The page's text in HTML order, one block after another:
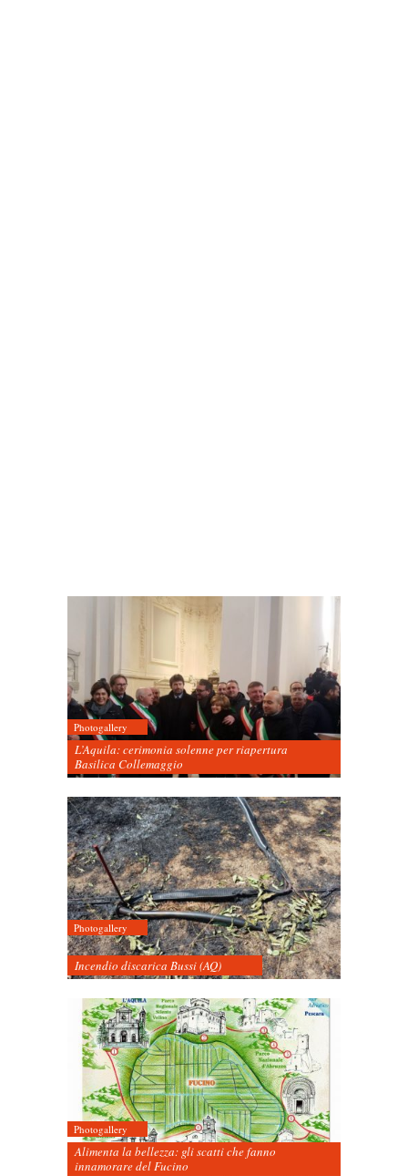
Photogallery
L’Aquila: cerimonia solenne per riapertura
Basilica Collemaggio
Photogallery
Incendio discarica Bussi (AQ)
Photogallery
Alimenta la bellezza: gli scatti che fanno
innamorare del Fucino